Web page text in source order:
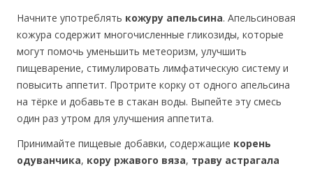
Начните употреблять кожуру апельсина. Апельсиновая
кожура содержит многочисленные гликозиды, которые
могут помочь уменьшить метеоризм, улучшить
пищеварение, стимулировать лимфатическую систему и
повысить аппетит. Протрите корку от одного апельсина
на тёрке и добавьте в стакан воды. Выпейте эту смесь
один раз утром для улучшения аппетита.
Принимайте пищевые добавки, содержащие корень
одуванчика, кору ржавого вяза, траву астрагала